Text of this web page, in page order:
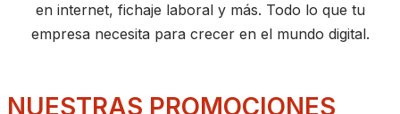
en internet, fichaje laboral y más. Todo lo que tu
empresa necesita para crecer en el mundo digital.
NUESTRAS PROMOCIONES